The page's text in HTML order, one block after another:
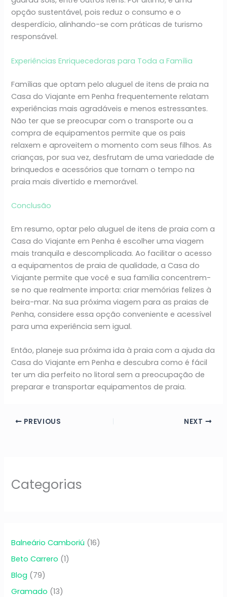
opção sustentável, pois reduz o consumo e o
desperdício, alinhando-se com práticas de turismo
responsável.
Experiências Enriquecedoras para Toda a Família
Famílias que optam pelo aluguel de itens de praia na
Casa do Viajante em Penha frequentemente relatam
experiências mais agradáveis e menos estressantes.
Não ter que se preocupar com o transporte ou a
compra de equipamentos permite que os pais
relaxem e aproveitem o momento com seus filhos. As
crianças, por sua vez, desfrutam de uma variedade de
brinquedos e acessórios que tornam o tempo na
praia mais divertido e memorável.
Conclusão
Em resumo, optar pelo aluguel de itens de praia com a
Casa do Viajante em Penha é escolher uma viagem
mais tranquila e descomplicada. Ao facilitar o acesso
a equipamentos de praia de qualidade, a Casa do
Viajante permite que você e sua família concentrem-
se no que realmente importa: criar memórias felizes à
beira-mar. Na sua próxima viagem para as praias de
Penha, considere essa opção conveniente e acessível
para uma experiência sem igual.
Então, planeje sua próxima ida à praia com a ajuda da
Casa do Viajante em Penha e descubra como é fácil
ter um dia perfeito no litoral sem a preocupação de
preparar e transportar equipamentos de praia.
PREVIOUS NEXT
Categorias
Balneário Camboriú (16)
Beto Carrero (1)
Blog (79)
Gramado (13)